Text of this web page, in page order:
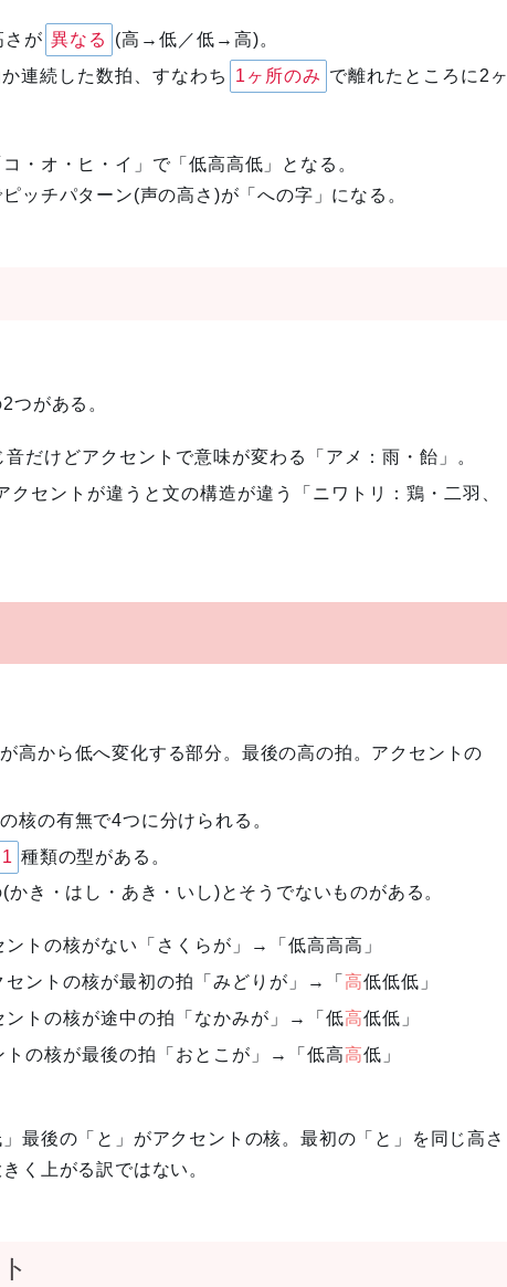
さが 異なる
(高→低／低→高)。
連続した数拍、すなわち 1ヶ所のみ で離れたところに2ヶ
・オ・ヒ・イ」で「低高高低」となる。
ッチパターン(声の高さ)が「への字」になる。
つがある。
だけどアクセントで意味が変わる「アメ：雨・飴」。
クセントが違うと文の構造が違う「ニワトリ：鶏・二羽、
が高から低へ変化する部分。最後の高の拍。アクセントの
核の有無で4つに分けられる。
種類の型がある。
き・はし・あき・いし)とそうでないものがある。
トの核がない「さくらが」→「低高高高」
セントの核が最初の拍「みどりが」→「 高低低低」
ントの核が途中の拍「なかみが」→「低高低低」
トの核が最後の拍「おとこが」→「低高高低」
最後の「と」がアクセントの核。最初の「と」を同じ高さ
く上がる訳ではない。